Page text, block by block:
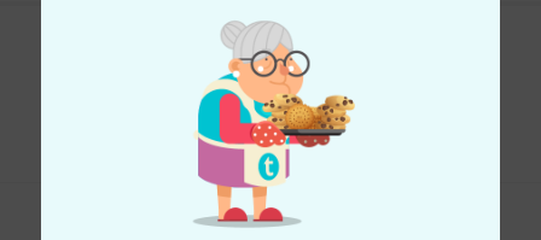
Gefällt Ihnen, was Sie sehen?
Teilen Hilfe & Feedback